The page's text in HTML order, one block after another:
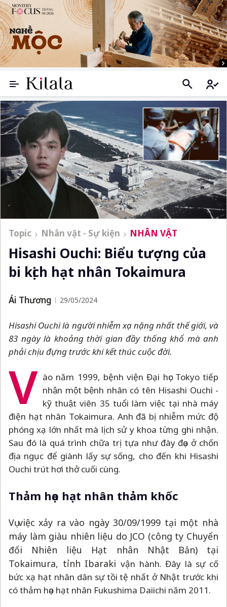
Topic Nhân vật - Sự kiện NHÂN VẬT
Hisashi Ouchi: Biểu tượng của
bi kịch hạt nhân Tokaimura
Ái Thương 29/05/2024
Hisashi Ouchi là người nhiễm xạ nặng nhất thế giới, và
83 ngày là khoảng thời gian đầy thống khổ mà anh
phải chịu đựng trước khi kết thúc cuộc đời.
V ào năm 1999, bệnh viện Đại học Tokyo tiếp
nhận một bệnh nhân có tên Hisashi Ouchi -
kỹ thuật viên 35 tuổi làm việc tại nhà máy
điện hạt nhân Tokaimura. Anh đã bị nhiễm mức độ
phóng xạ lớn nhất mà lịch sử y khoa từng ghi nhận.
Sau đó là quá trình chữa trị tựa như đày đọa ở chốn
địa ngục để giành lấy sự sống, cho đến khi Hisashi
Ouchi trút hơi thở cuối cùng.
Thảm họa hạt nhân thảm khốc
Vụ việc xảy ra vào ngày 30/09/1999 tại một nhà
máy làm giàu nhiên liệu do JCO (công ty Chuyển
đổi Nhiên liệu Hạt nhân Nhật Bản) tại
Tokaimura, tỉnh Ibaraki vận hành. Đây là sự cố
bức xạ hạt nhân dân sự tồi tệ nhất ở Nhật trước khi
có thảm họa hạt nhân Fukushima Daiichi năm 2011.